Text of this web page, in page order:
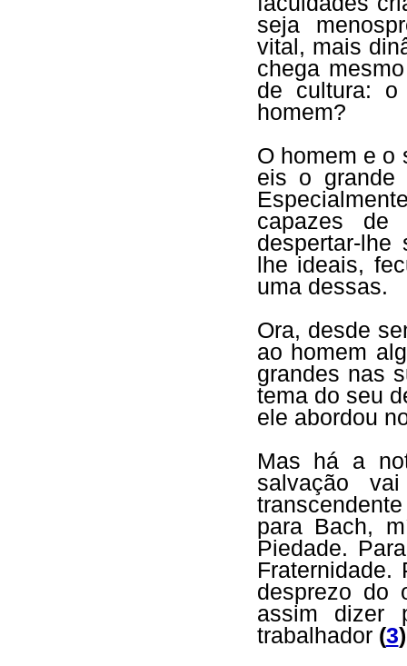
seja
vital, mais
chega
de cultura:
homem?
O homem e o
eis o grande
capazes de
despertar-lhe
lhe ideais,
uma dessas.
Ora, desde
ao homem
grandes nas
tema do seu
ele abordou
Mas há a
salvação
para Bach,
Piedade.
Fraternidade.
desprezo do
assim dizer
trabalhador (3)